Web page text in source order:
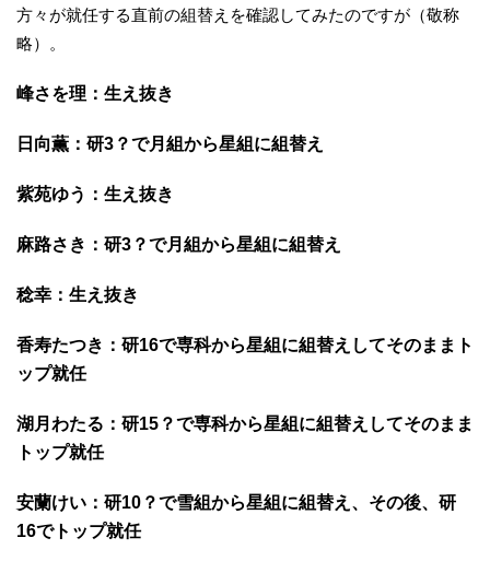
方々が就任する直前の組替えを確認してみたのですが（敬称
略）。
峰さを理：生え抜き
日向薫：研3？で月組から星組に組替え
紫苑ゆう：生え抜き
麻路さき：研3？で月組から星組に組替え
稔幸：生え抜き
香寿たつき：研16で専科から星組に組替えしてそのままト
ップ就任
湖月わたる：研15？で専科から星組に組替えしてそのまま
トップ就任
安蘭けい：研10？で雪組から星組に組替え、その後、研
16でトップ就任